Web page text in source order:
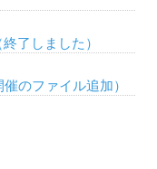
了しました）
のファイル追加）